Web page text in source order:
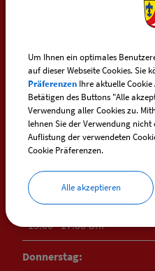
RATHAUS HEIMERTINGEN
Montag:
08:00 - 10:00 Uhr
Dienstag:
Mittwoch:
15:00 - 17:00 Uhr
Donnerstag:
Um Ihnen ein optimales
auf dieser Webseite Cookies. Sie
Präferenzen Ihre aktuelle
Betätigen des Buttons "Alle
Verwendung aller Cookies zu.
lehnen Sie der Verwendung
Auflistung der verwendeten
Cookie Präferenzen.
Alle akzeptieren